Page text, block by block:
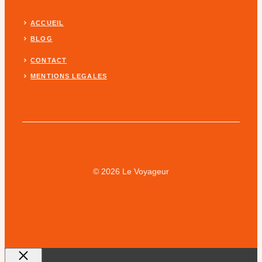
ACCUEIL
BLOG
CONTACT
MENTIONS LEGALES
© 2026 Le Voyageur